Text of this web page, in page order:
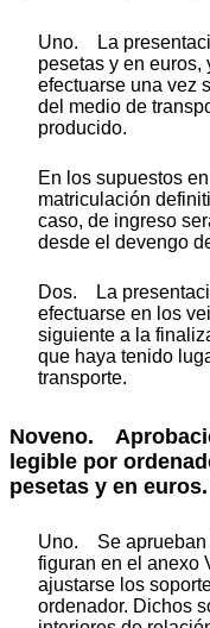
Uno. La
pesetas y en euros,
efectuarse una vez
del medio de
producido.
En los supuestos
matriculación
caso, de ingreso
desde el devengo
Dos. La
efectuarse en los
siguiente a la
que haya tenido
transporte.
Noveno.
legible por
pesetas y en euros.
Uno. Se aprueban
figuran en el anexo
ajustarse los
ordenador. Dichos